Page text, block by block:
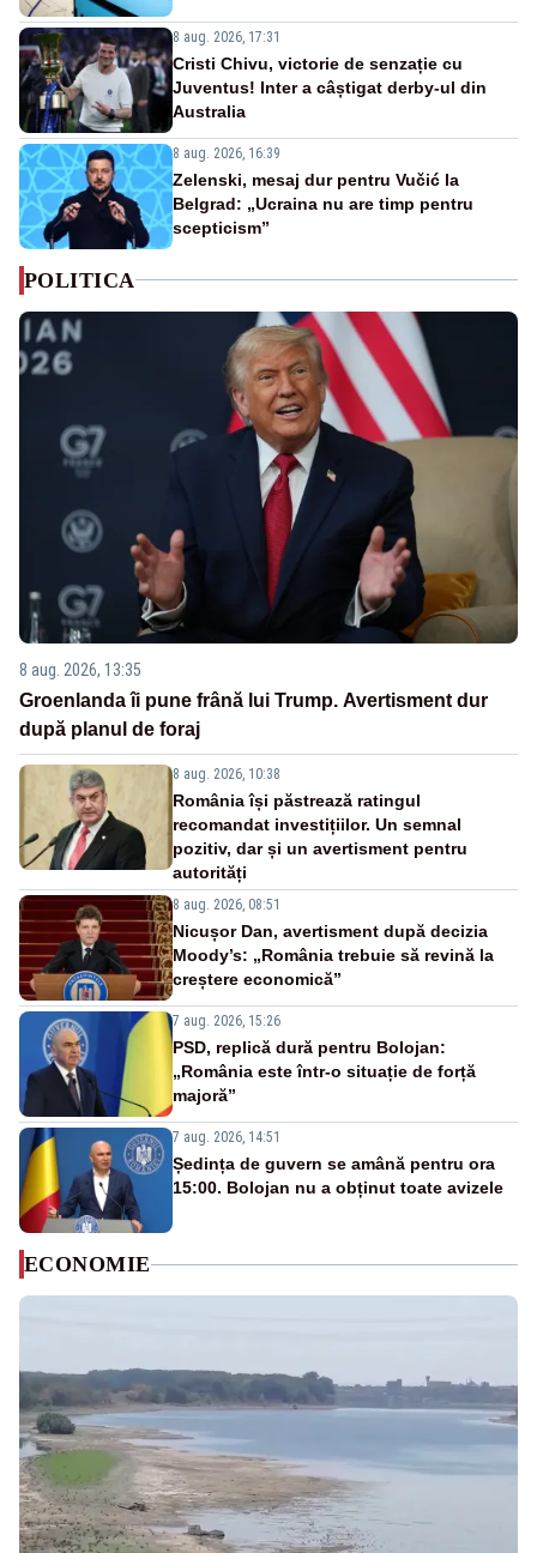
8 aug. 2026, 17:31
Cristi Chivu, victorie de senzație cu
Juventus! Inter a câștigat derby-ul din
Australia
8 aug. 2026, 16:39
Zelenski, mesaj dur pentru Vučić la
Belgrad: „Ucraina nu are timp pentru
scepticism”
POLITICA
8 aug. 2026, 13:35
Groenlanda îi pune frână lui Trump. Avertisment dur
după planul de foraj
8 aug. 2026, 10:38
România își păstrează ratingul
recomandat investițiilor. Un semnal
pozitiv, dar și un avertisment pentru
autorități
8 aug. 2026, 08:51
Nicușor Dan, avertisment după decizia
Moody’s: „România trebuie să revină la
creștere economică”
7 aug. 2026, 15:26
PSD, replică dură pentru Bolojan:
„România este într-o situație de forță
majoră”
7 aug. 2026, 14:51
Ședința de guvern se amână pentru ora
15:00. Bolojan nu a obținut toate avizele
ECONOMIE